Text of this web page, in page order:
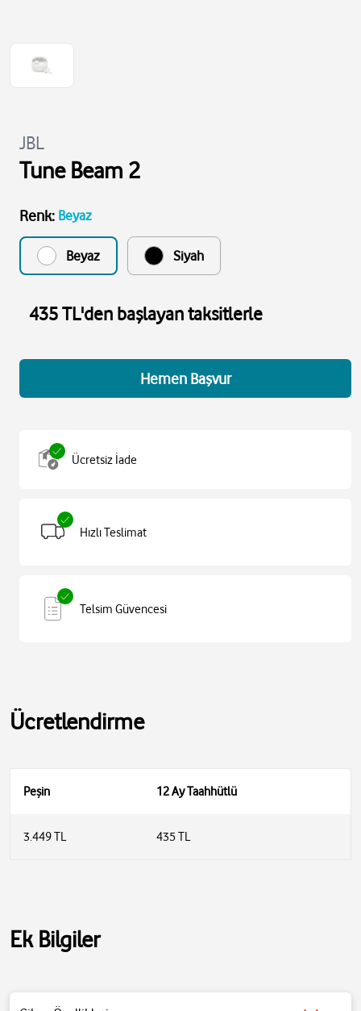
JBL
Tune Beam 2
Renk: Beyaz
Beyaz Siyah
435 TL'den başlayan taksitlerle
Hemen Başvur
Ücretsiz İade
Hızlı Teslimat
Telsim Güvencesi
Ücretlendirme
Peşin 12 Ay Taahhütlü
3.449 TL 435 TL
Ek Bilgiler
Ses Kalitesi: JBL Pure Bass ses teknolojisi, 10mm dinamik sürücüler,